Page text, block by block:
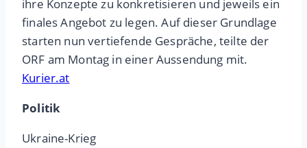
ihre Konzepte zu konkretisieren und jeweils ein
finales Angebot zu legen. Auf dieser Grundlage
starten nun vertiefende Gespräche, teilte der
ORF am Montag in einer Aussendung mit.
Kurier.at
Politik
Ukraine-Krieg